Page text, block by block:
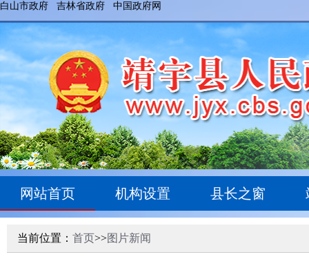
白山市政府 吉林省政府 中国政府网
网站首页 机构设置 县长之窗
当前位置： 首页>>图片新闻